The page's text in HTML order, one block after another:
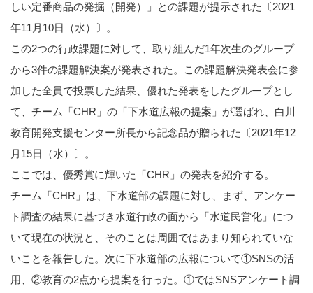
しい定番商品の発掘（開発）」との課題が提示された〔2021
年11月10日（水）〕。
この2つの行政課題に対して、取り組んだ1年次生のグループ
から3件の課題解決案が発表された。この課題解決発表会に参
加した全員で投票した結果、優れた発表をしたグループとし
て、チーム「CHR」の「下水道広報の提案」が選ばれ、白川
教育開発支援センター所長から記念品が贈られた〔2021年12
月15日（水）〕。
ここでは、優秀賞に輝いた「CHR」の発表を紹介する。
チーム「CHR」は、下水道部の課題に対し、まず、アンケー
ト調査の結果に基づき水道行政の面から「水道民営化」につ
いて現在の状況と、そのことは周囲ではあまり知られていな
いことを報告した。次に下水道部の広報について①SNSの活
用、②教育の2点から提案を行った。①ではSNSアンケート調